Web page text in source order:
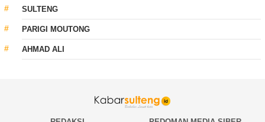
SULTENG
PARIGI MOUTONG
AHMAD ALI